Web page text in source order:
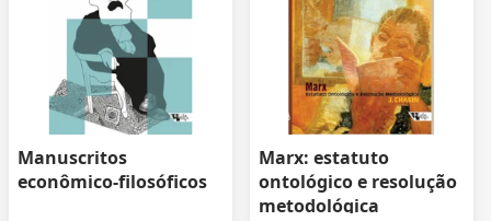
Manuscritos
econômico-filosóficos
Marx: estatuto
ontológico e resolução
metodológica